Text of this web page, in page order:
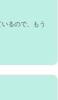
るので、もう